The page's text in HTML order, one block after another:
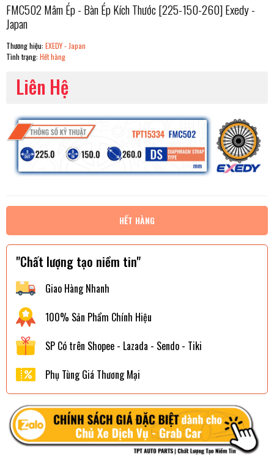
FMC502 Mâm Ép - Bàn Ép Kích Thước [225-150-260] Exedy -
Japan
Thương hiệu: EXEDY - Japan
Tình trạng: Hết hàng
Liên Hệ
HẾT HÀNG
"Chất lượng tạo niềm tin"
Giao Hàng Nhanh
100% Sản Phẩm Chính Hiệu
SP Có trên Shopee - Lazada - Sendo - Tiki
Phụ Tùng Giá Thương Mại